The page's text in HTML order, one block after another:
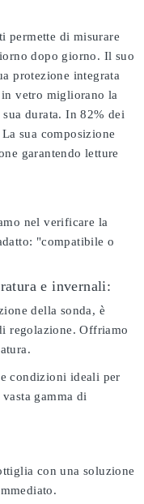
permette di misurare
dopo giorno. Il suo
protezione integrata
vetro migliorano la
durata. In 82% dei
sua composizione
garantendo letture
nel verificare la
"compatibile o
e invernali:
della sonda, è
regolazione. Offriamo
condizioni ideali per
gamma di
con una soluzione